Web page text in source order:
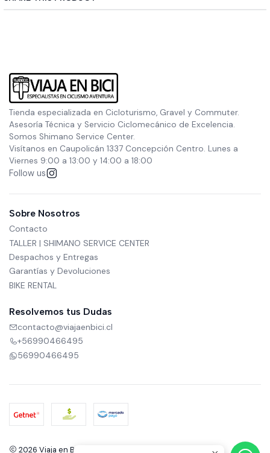
Tienda especializada en Cicloturismo, Gravel y Commuter.
Asesoría Técnica y Servicio Ciclomecánico de Excelencia.
Somos Shimano Service Center.
Visítanos en Caupolicán 1337 Concepción Centro. Lunes a
Viernes 9:00 a 13:00 y 14:00 a 18:00
Follow us
Sobre Nosotros
Contacto
TALLER | SHIMANO SERVICE CENTER
Despachos y Entregas
Garantías y Devoluciones
BIKE RENTAL
Resolvemos tus Dudas
contacto@viajaenbici.cl
+56990466495
56990466495
2026 Viaja en Bici.